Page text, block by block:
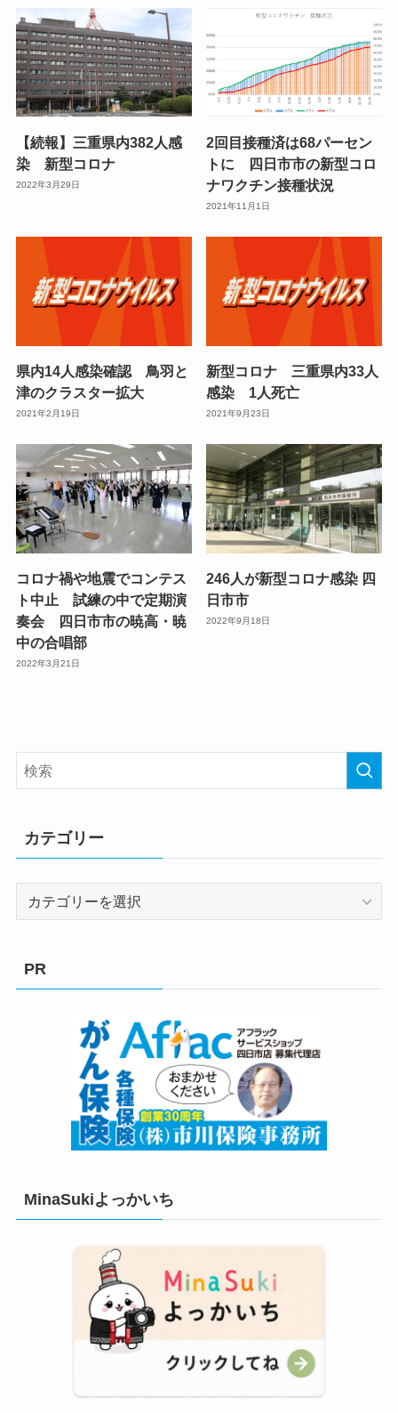
【続報】三重県内382人感
染 新型コロナ
2022年3月29日
2回目接種済は68パーセン
トに 四日市市の新型コロ
ナワクチン接種状況
2021年11月1日
県内14人感染確認 鳥羽と
津のクラスター拡大
2021年2月19日
新型コロナ 三重県内33人
感染 1人死亡
2021年9月23日
コロナ禍や地震でコンテス
ト中止 試練の中で定期演
奏会 四日市市の暁高・暁
中の合唱部
2022年3月21日
246人が新型コロナ感染 四
日市市
2022年9月18日
カテゴリー
PR
MinaSukiよっかいち